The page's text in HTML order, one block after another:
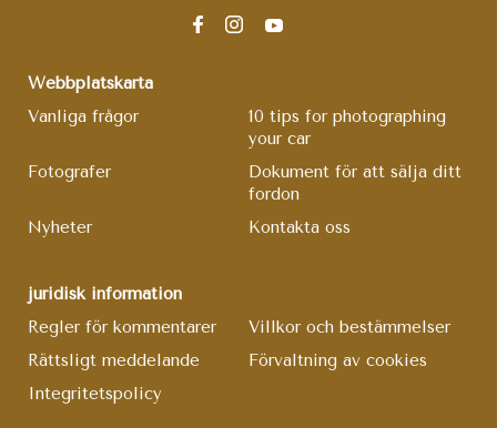
Webbplatskarta
Vanliga frågor
10 tips for photographing
your car
Fotografer
Dokument för att sälja ditt
fordon
Nyheter
Kontakta oss
juridisk information
Regler för kommentarer
Villkor och bestämmelser
Rättsligt meddelande
Förvaltning av cookies
Integritetspolicy